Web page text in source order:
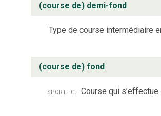
(course de) demi-fond
Type de course intermédiaire
(course de) fond
sportfig. Course qui